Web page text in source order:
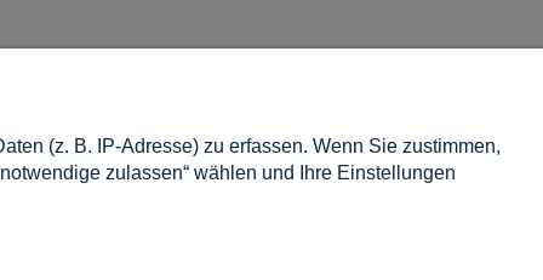
Über uns
Impressum
(z. B. IP-Adresse) zu erfassen. Wenn Sie zustimmen,
zulassen“ wählen und Ihre Einstellungen